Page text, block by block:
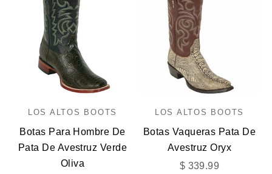
LOS ALTOS BOOTS
Botas Para Hombre De
Pata De Avestruz Verde
Oliva
LOS ALTOS BOOTS
Botas Vaqueras Pata De
Avestruz Oryx
Precio de oferta
$ 339.99